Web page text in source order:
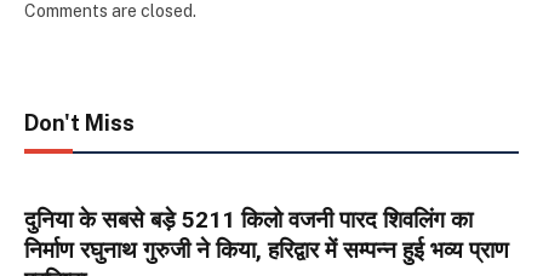
Comments are closed.
Don't Miss
दुनिया के सबसे बड़े 5211 किलो वजनी पारद शिवलिंग का
निर्माण रघुनाथ गुरुजी ने किया, हरिद्वार में सम्पन्न हुई भव्य प्राण